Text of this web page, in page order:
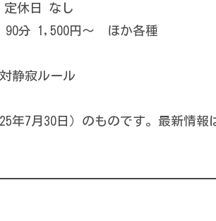
休日 なし
分 1,500円〜 ほか各種
静寂ルール
7月30日）のものです。最新情報